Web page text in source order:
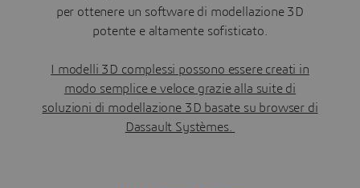
per ottenere un software di modellazione 3D
potente e altamente sofisticato.
I modelli 3D complessi possono essere creati in
modo semplice e veloce grazie alla suite di
soluzioni di modellazione 3D basate su browser di
Dassault Systèmes.